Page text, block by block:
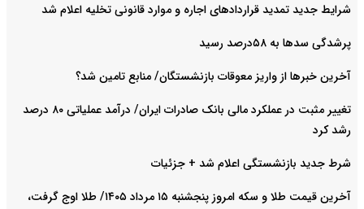
شرایط جدید تمدید قراردادهای اجاره و موارد قانونی تخلیه اعلام شد
پرشدگی سدها به ۵۸درصد رسید
آخرین خبرها از واریز معوقات بازنشستگان/ منابع تامین شد؟
تغییر مثبت در عملکرد مالی بانک صادرات ایران/ درآمد عملیاتی ۸۰ درصد
رشد کرد
شرط جدید بازنشستگی اعلام شد + جزئیات
آخرین قیمت طلا و سکه امروز پنجشنبه ۱۵ مرداد ۱۴۰۵/ طلا اوج گرفت،